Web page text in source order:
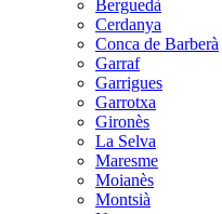
Berguedà
Cerdanya
Conca de Barberà
Garraf
Garrigues
Garrotxa
Gironès
La Selva
Maresme
Moianès
Montsià